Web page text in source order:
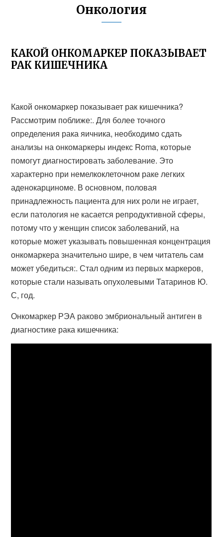
Онкология
КАКОЙ ОНКОМАРКЕР ПОКАЗЫВАЕТ
РАК КИШЕЧНИКА
Какой онкомаркер показывает рак кишечника?
Рассмотрим поближе:. Для более точного
определения рака яичника, необходимо сдать
анализы на онкомаркеры индекс Roma, которые
помогут диагностировать заболевание. Это
характерно при немелкоклеточном раке легких
аденокарциноме. В основном, половая
принадлежность пациента для них роли не играет,
если патология не касается репродуктивной сферы,
потому что у женщин список заболеваний, на
которые может указывать повышенная концентрация
онкомаркера значительно шире, в чем читатель сам
может убедиться:. Стал одним из первых маркеров,
которые стали называть опухолевыми Татаринов Ю.
С, год.
Онкомаркер РЭА раково эмбриональный антиген в
диагностике рака кишечника: